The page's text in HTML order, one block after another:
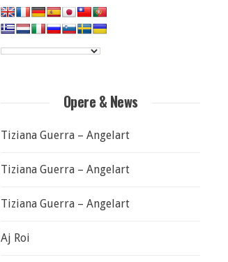
Opere & News
Tiziana Guerra – Angelart
Tiziana Guerra – Angelart
Tiziana Guerra – Angelart
Aj Roi